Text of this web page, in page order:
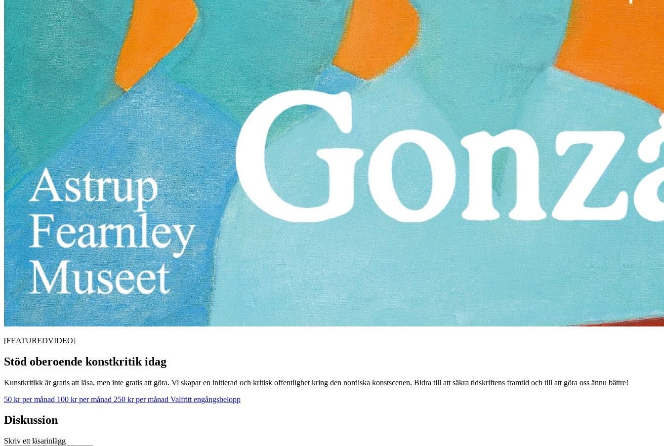
[FEATUREDVIDEO]
Stöd oberoende konstkritik idag
Kunstkritikk är gratis att läsa, men inte gratis att göra. Vi skapar en initierad och kritisk offentlighet kring den nordiska konstscenen. Bidra till att säkra tidskriftens framtid och till att göra oss ännu bättre!
50 kr per månad 100 kr per månad 250 kr per månad Valfritt engångsbelopp
Diskussion
Skriv ett läsarinlägg